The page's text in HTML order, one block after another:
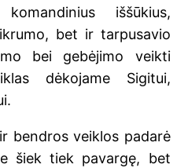
iššūkius,
bet ir tarpusavio
bei gebėjimo veikti
dėkojame Sigitui,
bendros veiklos padarė
šiek tiek pavargę, bet